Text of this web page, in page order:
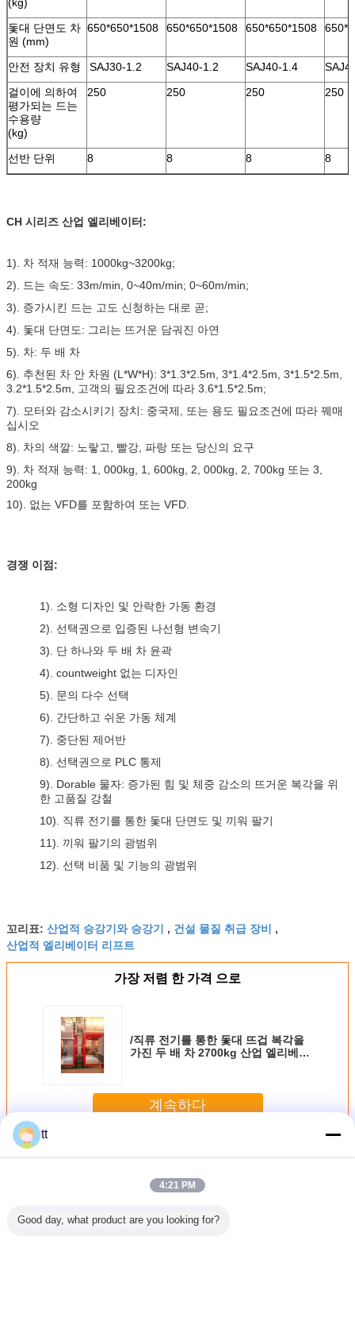
돛대 단면도 차
원 (mm)
650*650*1508 650*650*1508 650*650*1508
안전 장치 유형 SAJ30-1.2 SAJ40-1.2 SAJ40-1.4
걸이에 의하여
평가되는 드는
수용량
(kg)
250 250 250 250
선반 단위 8 8 8 8
CH 시리즈 산업 엘리베이터:
1). 차 적재 능력: 1000kg~3200kg;
2). 드는 속도: 33m/min, 0~40m/min; 0~60m/min;
3). 증가시킨 드는 고도 신청하는 대로 곧;
4). 돛대 단면도: 그리는 뜨거운 담궈진 아연
5). 차: 두 배 차
6). 추천된 차 안 차원 (L*W*H): 3*1.3*2.5m, 3*1.4*2.5m, 3*1.5*2.5m,
3.2*1.5*2.5m, 고객의 필요조건에 따라 3.6*1.5*2.5m;
7). 모터와 감소시키기 장치: 중국제, 또는 용도 필요조건에 따라 꿰매
십시오
8). 차의 색깔: 노랗고, 빨강, 파랑 또는 당신의 요구
9). 차 적재 능력: 1, 000kg, 1, 600kg, 2, 000kg, 2, 700kg 또는 3,
200kg
10). 없는 VFD를 포함하여 또는 VFD.
경쟁 이점:
1). 소형 디자인 및 안락한 가동 환경
2). 선택권으로 입증된 나선형 변속기
3). 단 하나와 두 배 차 윤곽
4). countweight 없는 디자인
5). 문의 다수 선택
6). 간단하고 쉬운 가동 체계
7). 중단된 제어반
8). 선택권으로 PLC 통제
9). Dorable 물자: 증가된 힘 및 체중 감소의 뜨거운 복각을 위
한 고품질 강철
10). 직류 전기를 통한 돛대 단면도 및 끼워 팔기
11). 끼워 팔기의 광범위
12). 선택 비품 및 기능의 광범위
꼬리표: 산업적 승강기와 승강기 , 건설 물질 취급 장비 ,
산업적 엘리베이터 리프트
가장 저렴 한 가격 으로
/직류 전기를 통한 돛대 뜨겁 복각을
가진 두 배 차 2700kg 산업 엘리베이
계속하다
더 많은 것
tt
4:21 PM
Good day, what product are you looking for?